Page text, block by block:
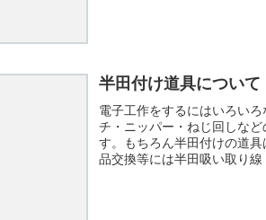
半田付け道具について
電子工作をするにはいろい
チ・ニッパー・ねじ回しな
す。もちろん半田付けの道
品交換等には半田吸い取り